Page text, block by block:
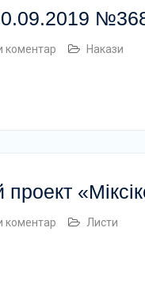
коментар Накази
коментар Листи